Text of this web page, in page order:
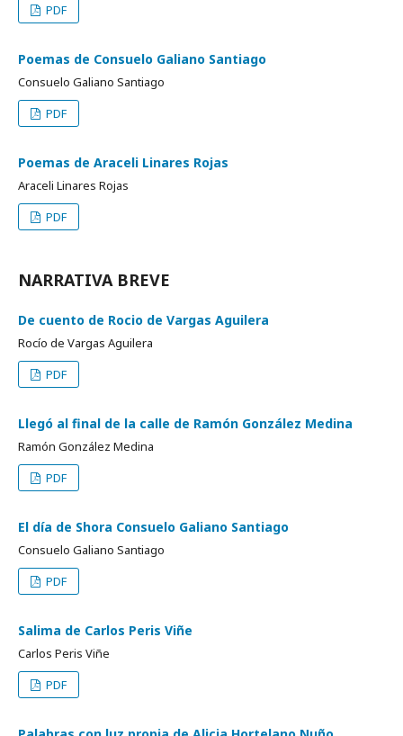
PDF
Poemas de Consuelo Galiano Santiago
Consuelo Galiano Santiago
PDF
Poemas de Araceli Linares Rojas
Araceli Linares Rojas
PDF
NARRATIVA BREVE
De cuento de Rocio de Vargas Aguilera
Rocío de Vargas Aguilera
PDF
Llegó al final de la calle de Ramón González Medina
Ramón González Medina
PDF
El día de Shora Consuelo Galiano Santiago
Consuelo Galiano Santiago
PDF
Salima de Carlos Peris Viñe
Carlos Peris Viñe
PDF